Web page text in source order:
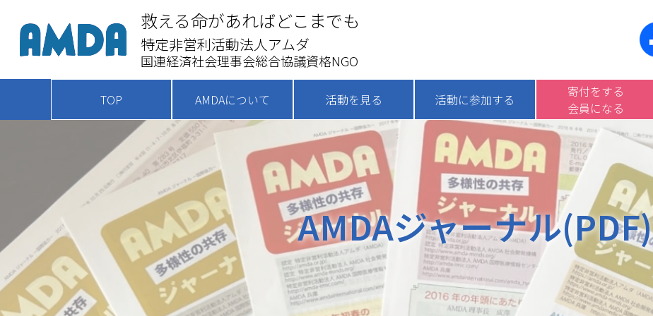
救える命があればどこまでも
特定非営利活動法人アムダ
国連経済社会理事会総合協議資格NGO
TOP AMDAについて 活動を見る 活動に参加する
寄付をする
会員になる
AMDAジャーナル(PDF)